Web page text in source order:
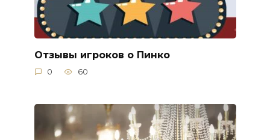
Отзывы игроков о Пинко
0 60